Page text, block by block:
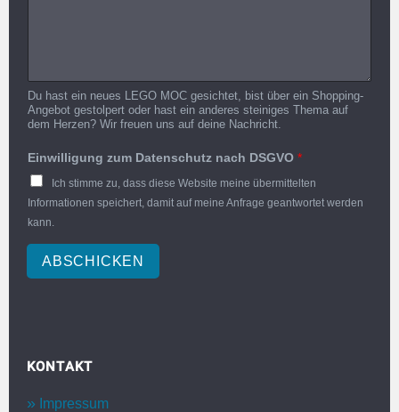
Du hast ein neues LEGO MOC gesichtet, bist über ein Shopping-
Angebot gestolpert oder hast ein anderes steiniges Thema auf
dem Herzen? Wir freuen uns auf deine Nachricht.
Einwilligung zum Datenschutz nach DSGVO *
Ich stimme zu, dass diese Website meine übermittelten
Informationen speichert, damit auf meine Anfrage geantwortet werden
kann.
ABSCHICKEN
KONTAKT
Impressum